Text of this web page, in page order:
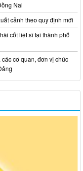
Nai
cảnh theo quy định mới
cốt liệt sĩ tại thành phố
cơ quan, đơn vị chúc